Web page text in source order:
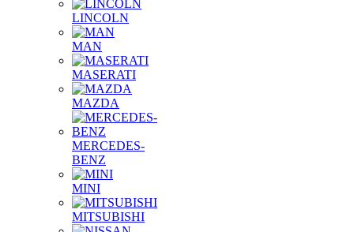
LINCOLN
MAN
MASERATI
MAZDA
MERCEDES-
BENZ
MINI
MITSUBISHI